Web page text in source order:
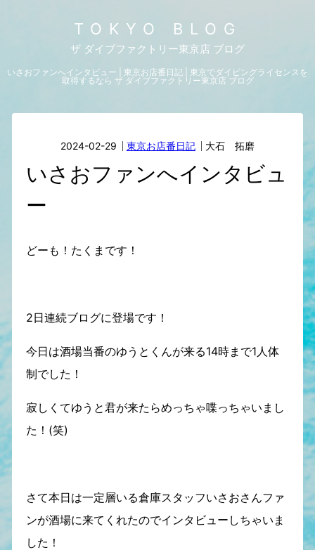
TOKYO BLOG
ザ ダイブファクトリー東京店 ブログ
いさおファンへインタビュー | 東京お店番日記 | 東京でダイビングライセンスを
取得するなら ザ ダイブファクトリー東京店 ブログ
2024-02-29 東京お店番日記 大石 拓磨
いさおファンへインタビュ
ー
どーも！たくまです！
2日連続ブログに登場です！
今日は酒場当番のゆうとくんが来る14時まで1人体
制でした！
寂しくてゆうと君が来たらめっちゃ喋っちゃいまし
た！(笑)
さて本日は一定層いる倉庫スタッフいさおさんファ
ンが酒場に来てくれたのでインタビューしちゃいま
した！